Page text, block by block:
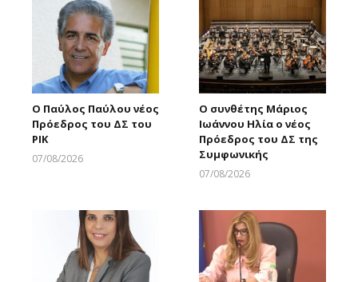
Ο Παύλος Παύλου νέος
Πρόεδρος του ΔΣ του
ΡΙΚ
07/08/2026
Ο συνθέτης Μάριος
Ιωάννου Ηλία ο νέος
Πρόεδρος του ΔΣ της
Συμφωνικής
07/08/2026